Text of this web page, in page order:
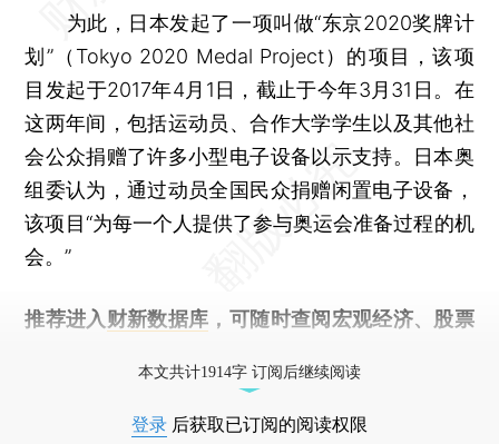
为此，日本发起了一项叫做“东京2020奖牌计
划”（Tokyo 2020 Medal Project）的项目，该项
目发起于2017年4月1日，截止于今年3月31日。在
这两年间，包括运动员、合作大学学生以及其他社
会公众捐赠了许多小型电子设备以示支持。日本奥
组委认为，通过动员全国民众捐赠闲置电子设备，
该项目“为每一个人提供了参与奥运会准备过程的机
会。”
推荐进入 财新数据库 ，可随时查阅宏观经济、股票
本文共计1914字 订阅后继续阅读
登录 后获取已订阅的阅读权限